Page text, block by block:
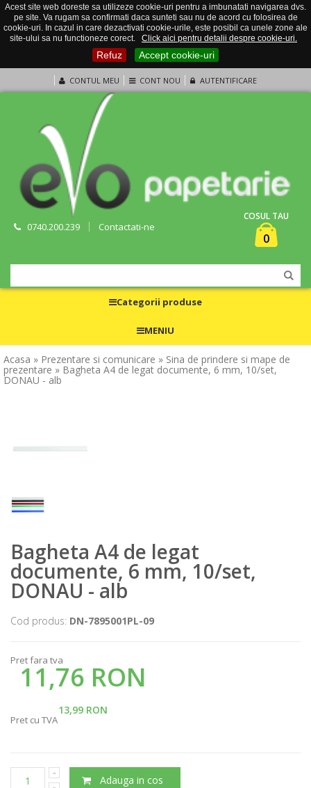
Acest site web doreste sa utilizeze cookie-uri pentru a imbunatati navigarea dvs.
pe site. Va rugam sa confirmati daca sunteti sau nu de acord cu folosirea de
cookie-uri. In cazul in care dezactivati cookie-urile, este posibil ca unele zone ale
site-ului sa nu functioneze corect.
Click aici pentru detalii despre cookie-uri.
Refuz Accept cookie-uri
CONTUL MEU CONT NOU AUTENTIFICARE
0740.200.239 Contactati-ne
COSUL TAU
0
Categorii produse
MENIU
Acasa » Prezentare si comunicare » Sina de prindere si mape de
prezentare » Bagheta A4 de legat documente, 6 mm, 10/set,
DONAU - alb
Bagheta A4 de legat
documente, 6 mm, 10/set,
DONAU - alb
Cod produs: DN-7895001PL-09
Pret fara tva
11,76 RON
13,99 RON
Pret cu TVA
Adauga in cos